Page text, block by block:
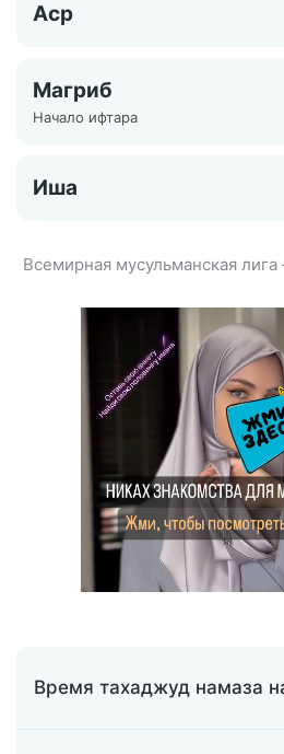
Аср
Магриб
Начало ифтара
Иша
Всемирная мусульманская
Время тахаджуд намаза